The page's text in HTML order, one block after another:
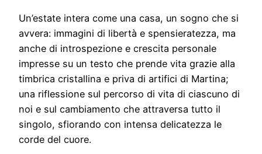
Un’estate intera come una casa, un sogno che si
avvera: immagini di libertà e spensieratezza, ma
anche di introspezione e crescita personale
impresse su un testo che prende vita grazie alla
timbrica cristallina e priva di artifici di Martina;
una riflessione sul percorso di vita di ciascuno di
noi e sul cambiamento che attraversa tutto il
singolo, sfiorando con intensa delicatezza le
corde del cuore.